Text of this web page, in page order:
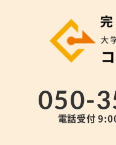
050-
電話受付